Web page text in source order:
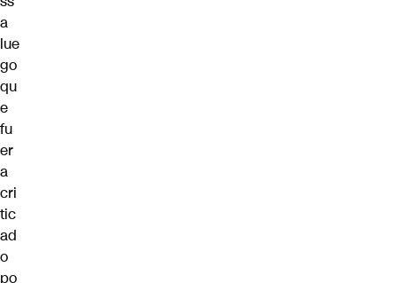
a
lue
go
qu
e
fu
er
a
cri
tic
ad
o
po